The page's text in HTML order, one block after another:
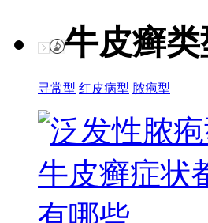
牛皮癣类
寻常型 红皮病型 脓疱型